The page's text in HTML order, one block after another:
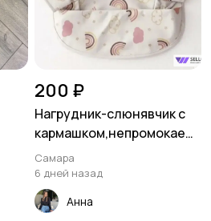
200 ₽
Нагрудник-слюнявчик с
кармашком,непромокаем
ый
Самара
6 дней назад
Анна